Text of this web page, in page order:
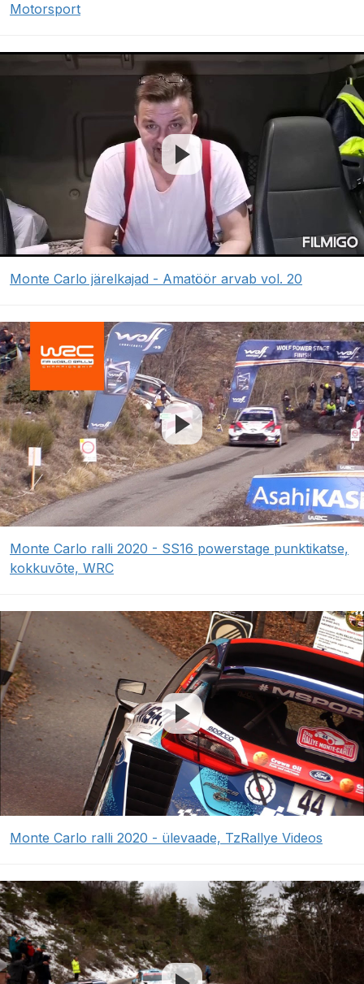
Motorsport
Monte Carlo järelkajad - Amatöör arvab vol. 20
Monte Carlo ralli 2020 - SS16 powerstage punktikatse,
kokkuvõte, WRC
Monte Carlo ralli 2020 - ülevaade, TzRallye Videos